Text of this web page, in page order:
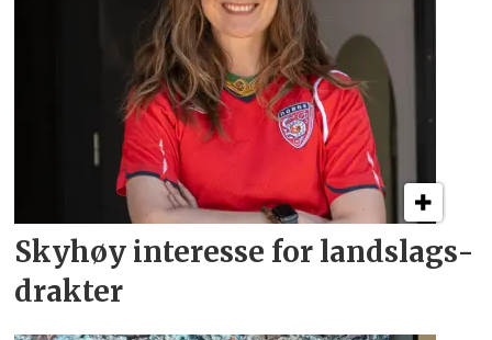
Skyhøy interesse for landslags­
drakter